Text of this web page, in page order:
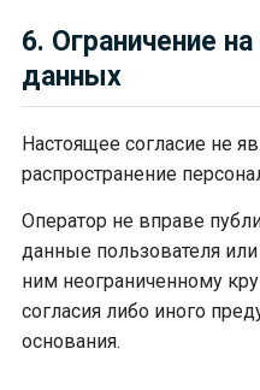
6. Ограничение
данных
Настоящее согласие не
распространение
Оператор не вправе
данные пользователя
ним неограниченному
согласия либо иного
основания.